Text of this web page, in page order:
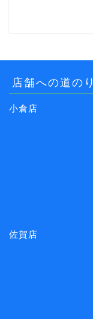
店舗への道のり
小倉店
佐賀店